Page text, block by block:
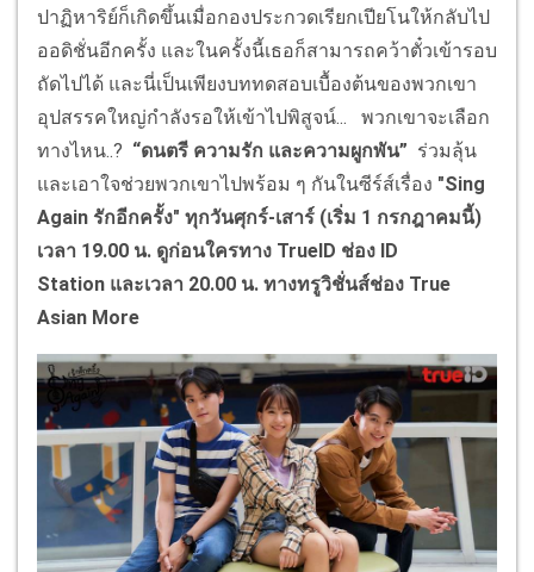
ปาฏิหาริย์ก็เกิดขึ้นเมื่อกองประกวดเรียกเปียโนให้กลับไป
ออดิชั่นอีกครั้ง และในครั้งนี้เธอก็สามารถคว้าตั๋วเข้ารอบ
ถัดไปได้ และนี่เป็นเพียงบททดสอบเบื้องต้นของพวกเขา
อุปสรรคใหญ่กำลังรอให้เข้าไปพิสูจน์... พวกเขาจะเลือก
ทางไหน..? “ดนตรี ความรัก และความผูกพัน” ร่วมลุ้น
และเอาใจช่วยพวกเขาไปพร้อม ๆ กันในซีร์ส์เรื่อง "Sing
Again รักอีกครั้ง" ทุกวันศุกร์-เสาร์ (เริ่ม 1 กรกฎาคมนี้)
เวลา 19.00 น. ดูก่อนใครทาง TrueID ช่อง ID
Station และเวลา 20.00 น. ทางทรูวิชั่นส์ช่อง True
Asian More